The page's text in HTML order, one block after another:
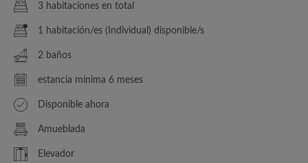
3 habitaciones en total
1 habitación/es (Individual) disponible/s
2 baños
estancia mínima 6 meses
Disponible ahora
Amueblada
Elevador